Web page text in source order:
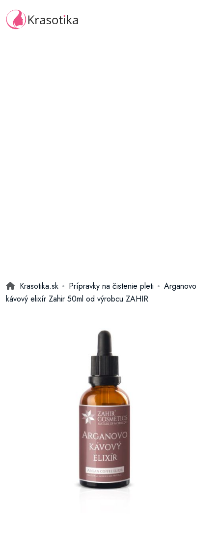
Krasotika.sk Prípravky na čistenie pleti
Arganovo
kávový elixír Zahir 50ml od výrobcu ZAHIR